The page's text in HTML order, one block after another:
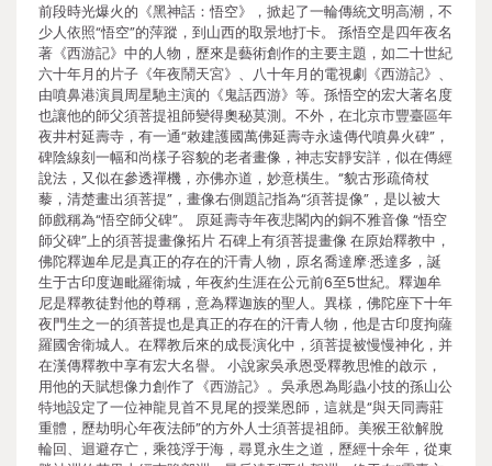
前段時光爆火的《黑神話：悟空》，掀起了一輪傳統文明高潮，不
少人依照“悟空”的萍蹤，到山西的取景地打卡。 孫悟空是四年夜名
著《西游記》中的人物，歷來是藝術創作的主要主題，如二十世紀
六十年月的片子《年夜鬧天宮》、八十年月的電視劇《西游記》、
由噴鼻港演員周星馳主演的《鬼話西游》等。孫悟空的宏大著名度
也讓他的師父須菩提祖師變得奧秘莫測。不外，在北京市豐臺區年
夜井村延壽寺，有一通“敕建護國萬佛延壽寺永遠傳代噴鼻火碑”，
碑陰線刻一幅和尚樣子容貌的老者畫像，神志安靜安詳，似在傳經
說法，又似在參透禪機，亦佛亦道，妙意橫生。“貌古形疏倚杖
藜，清楚畫出須菩提”，畫像右側題記指為“須菩提像”，是以被大
師戲稱為“悟空師父碑”。 原延壽寺年夜悲閣內的銅不雅音像 “悟空
師父碑”上的須菩提畫像拓片 石碑上有須菩提畫像 在原始釋教中，
佛陀釋迦牟尼是真正的存在的汗青人物，原名喬達摩·悉達多，誕
生于古印度迦毗羅衛城，年夜約生涯在公元前6至5世紀。釋迦牟
尼是釋教徒對他的尊稱，意為釋迦族的聖人。異樣，佛陀座下十年
夜門生之一的須菩提也是真正的存在的汗青人物，他是古印度拘薩
羅國舍衛城人。在釋教后來的成長演化中，須菩提被慢慢神化，并
在漢傳釋教中享有宏大名譽。 小說家吳承恩受釋教思惟的啟示，
用他的天賦想像力創作了《西游記》。吳承恩為彫蟲小技的孫山公
特地設定了一位神龍見首不見尾的授業恩師，這就是“與天同壽莊
重體，歷劫明心年夜法師”的方外人士須菩提祖師。美猴王欲解脫
輪回、迴避存亡，乘筏浮于海，尋覓永生之道，歷經十余年，從東